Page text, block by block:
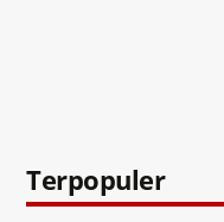
Terpopuler